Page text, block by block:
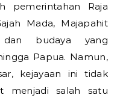
pemerintahan Raja
Mada, Majapahit
budaya yang
Papua. Namun,
kejayaan ini tidak
menjadi salah satu